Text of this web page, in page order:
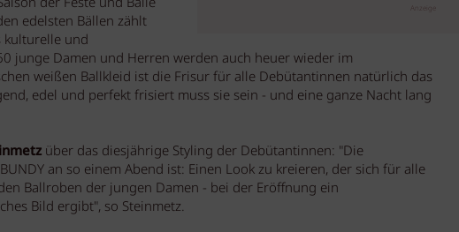
Anzeige
edelsten Bällen zählt
kulturelle und
junge Damen und Herren werden auch heuer wieder im
weißen Ballkleid ist die Frisur für alle Debütantinnen natürlich das
edel und perfekt frisiert muss sie sein - und eine ganze Nacht lang
über das diesjährige Styling der Debütantinnen: "Die
an so einem Abend ist: Einen Look zu kreieren, der sich für alle
Ballroben der jungen Damen - bei der Eröffnung ein
Bild ergibt", so Steinmetz.